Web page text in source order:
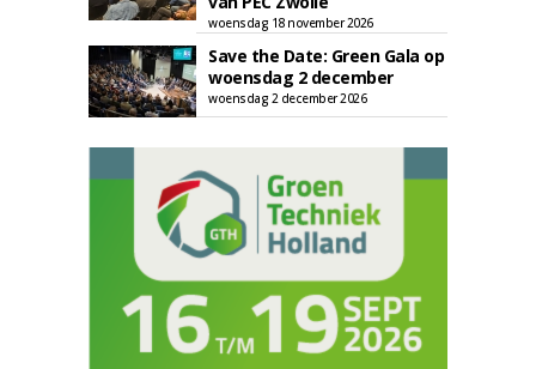
woensdag 18 november 2026
Save the Date: Green Gala op
woensdag 2 december
woensdag 2 december 2026